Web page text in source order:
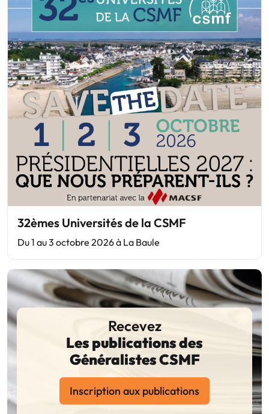
32èmes Universités de la CSMF
Du 1 au 3 octobre 2026 à La Baule
Recevez
Les publications des
Généralistes CSMF
Inscription aux publications